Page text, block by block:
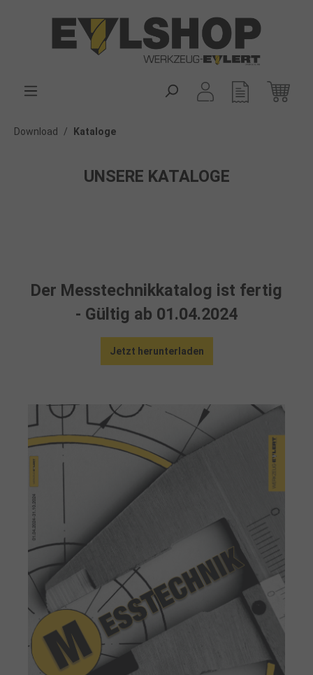
Download / Kataloge
UNSERE KATALOGE
Der Messtechnikkatalog ist fertig
- Gültig ab 01.04.2024
Jetzt herunterladen